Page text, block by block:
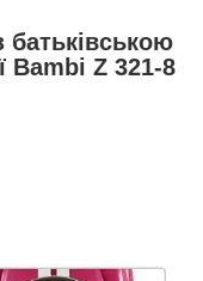
батьківською
Bambi Z 321-8